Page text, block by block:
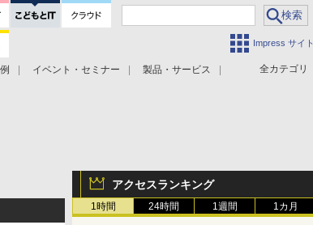
Impress サイト
全カテゴリ
イベント・セミナー 製品・サービス
アクセスランキング
1時間 24時間 1週間 1カ月